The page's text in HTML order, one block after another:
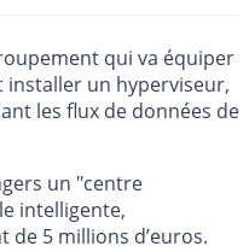
qui va équiper
installer un hyperviseur,
les flux de données de
un "centre
intelligente,
5 millions d’euros.